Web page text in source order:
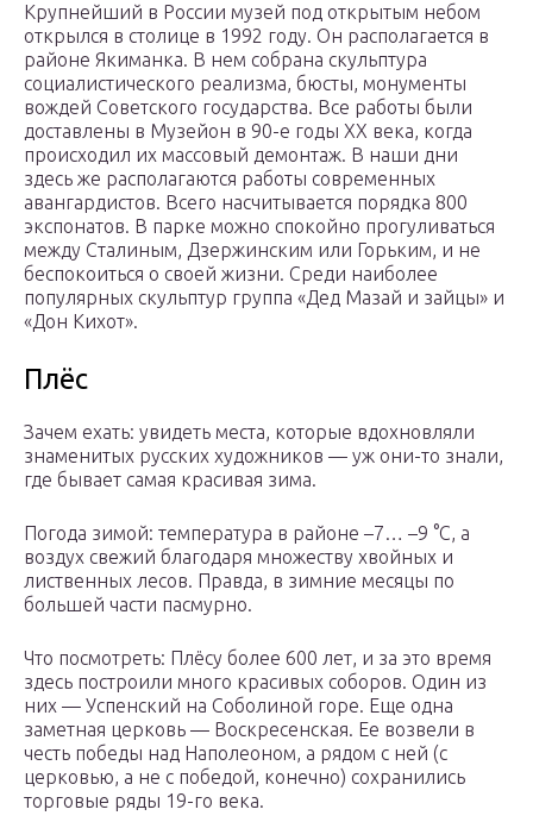
Крупнейший в России музей под открытым небом
открылся в столице в 1992 году. Он располагается в
районе Якиманка. В нем собрана скульптура
социалистического реализма, бюсты, монументы
вождей Советского государства. Все работы были
доставлены в Музейон в 90-е годы XX века, когда
происходил их массовый демонтаж. В наши дни
здесь же располагаются работы современных
авангардистов. Всего насчитывается порядка 800
экспонатов. В парке можно спокойно прогуливаться
между Сталиным, Дзержинским или Горьким, и не
беспокоиться о своей жизни. Среди наиболее
популярных скульптур группа «Дед Мазай и зайцы» и
«Дон Кихот».
Плёс
Зачем ехать: увидеть места, которые вдохновляли
знаменитых русских художников — уж они-то знали,
где бывает самая красивая зима.
Погода зимой: температура в районе –7… –9 °С, а
воздух свежий благодаря множеству хвойных и
лиственных лесов. Правда, в зимние месяцы по
большей части пасмурно.
Что посмотреть: Плёсу более 600 лет, и за это время
здесь построили много красивых соборов. Один из
них — Успенский на Соболиной горе. Еще одна
заметная церковь — Воскресенская. Ее возвели в
честь победы над Наполеоном, а рядом с ней (с
церковью, а не с победой, конечно) сохранились
торговые ряды 19-го века.